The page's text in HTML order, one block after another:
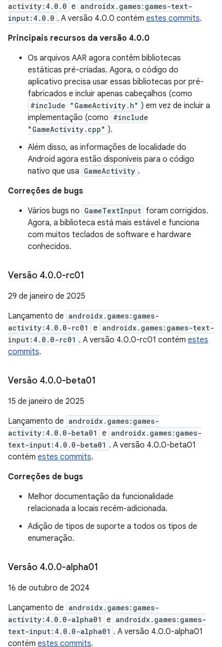
activity:4.0.0 e androidx.games:games-text-
input:4.0.0 . A versão 4.0.0 contém estes commits.
Principais recursos da versão 4.0.0
Os arquivos AAR agora contêm bibliotecas
estáticas pré-criadas. Agora, o código do
aplicativo precisa usar essas bibliotecas por pré-
fabricados e incluir apenas cabeçalhos (como
#include "GameActivity.h" ) em vez de incluir a
implementação (como #include
"GameActivity.cpp" ).
Além disso, as informações de localidade do
Android agora estão disponíveis para o código
nativo que usa GameActivity .
Correções de bugs
Vários bugs no GameTextInput foram corrigidos.
Agora, a biblioteca está mais estável e funciona
com muitos teclados de software e hardware
conhecidos.
Versão 4.0.0-rc01
29 de janeiro de 2025
Lançamento de androidx.games:games-
activity:4.0.0-rc01
e androidx.games:games-text-
input:4.0.0-rc01 . A versão 4.0.0-rc01 contém estes
commits.
Versão 4.0.0-beta01
15 de janeiro de 2025
Lançamento de androidx.games:games-
activity:4.0.0-beta01
e androidx.games:games-
text-input:4.0.0-beta01 . A versão 4.0.0-beta01
contém estes commits.
Correções de bugs
Melhor documentação da funcionalidade
relacionada a locais recém-adicionada.
Adição de tipos de suporte a todos os tipos de
enumeração.
Versão 4.0.0-alpha01
16 de outubro de 2024
Lançamento de androidx.games:games-
activity:4.0.0-alpha01
e androidx.games:games-
text-input:4.0.0-alpha01 . A versão 4.0.0-alpha01
contém estes commits.